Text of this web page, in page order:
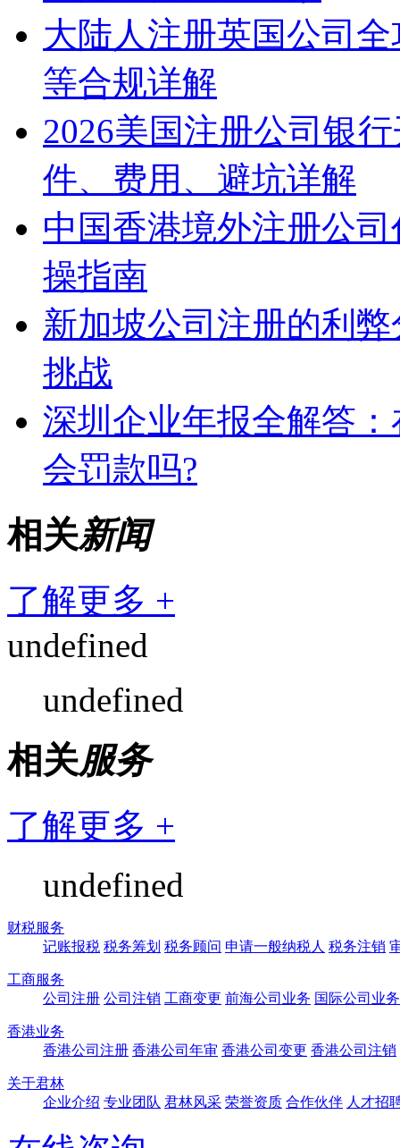
大陆人注册英国公司
等合规详解
2026美国注册公司银
件、费用、避坑详解
中国香港境外注册公
操指南
新加坡公司注册的利
挑战
深圳企业年报全解答
会罚款吗?
相关新闻
了解更多 +
undefined
undefined
相关服务
了解更多 +
undefined
财税服务
记账报税 税务筹划 税务顾问 申请一般纳税人 税务注销
工商服务
公司注册 公司注销 工商变更 前海公司业务 国际公司业务
香港业务
香港公司注册 香港公司年审 香港公司变更 香港公司注销
关于君林
企业介绍 专业团队 君林风采 荣誉资质 合作伙伴 人才招